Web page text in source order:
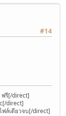
#14
ฟรี[/direct]
direct]
ฟล์เดียวจบ[/direct]